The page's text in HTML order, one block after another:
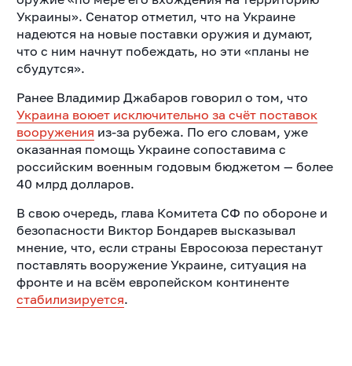
Украины». Сенатор отметил, что на Украине
надеются на новые поставки оружия и думают,
что с ним начнут побеждать, но эти «планы не
сбудутся».
Ранее Владимир Джабаров говорил о том, что
Украина воюет исключительно за счёт поставок
вооружения из-за рубежа. По его словам, уже
оказанная помощь Украине сопоставима с
российским военным годовым бюджетом — более
40 млрд долларов.
В свою очередь, глава Комитета СФ по обороне и
безопасности Виктор Бондарев высказывал
мнение, что, если страны Евросоюза перестанут
поставлять вооружение Украине, ситуация на
фронте и на всём европейском континенте
стабилизируется.